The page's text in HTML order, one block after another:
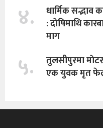
४.
धार्मिक सद्भाव
: दाेषिमाथि
माग
५.
तुलसीपुरमा
एक युवक मृत